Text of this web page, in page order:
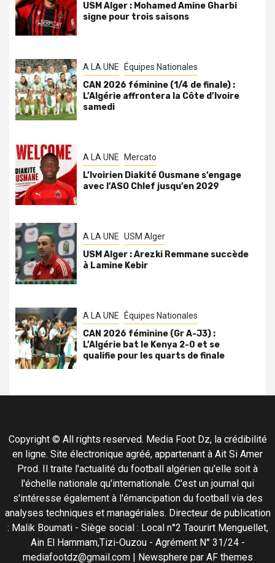
USM Alger : Mohamed Amine Gharbi
signe pour trois saisons
A LA UNE Équipes Nationales
CAN 2026 féminine (1/4 de finale) :
L’Algérie affrontera la Côte d’Ivoire
samedi
A LA UNE Mercato
L’Ivoirien Diakité Ousmane s’engage
avec l’ASO Chlef jusqu’en 2029
A LA UNE USM Alger
USM Alger : Arezki Remmane succède
à Lamine Kebir
A LA UNE Équipes Nationales
CAN 2026 féminine (Gr A-J3) :
L’Algérie bat le Kenya 2-0 et se
qualifie pour les quarts de finale
Copyright © All rights reserved. Media Foot Dz, la crédibilité
en ligne. Site électronique agréé, appartenant à Ait Si Amer
Prod. Il traite l'actualité du football algérien qu'elle soit à
l'échelle nationale qu'internationale. C'est un journal qui
s'intéresse également à l'émancipation du football via des
analyses techniques et managériales. Directeur de publication
: Malik Boumati - Siège social : Local n°2 Taourirt Menguellet,
Ain El Hammam,Tizi-Ouzou - Agrément N° 31/24 -
mediafootdz@gmail.com
Newspherepar AF themes